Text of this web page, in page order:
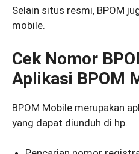
Selain situs resmi, BPOM
mobile.
Cek Nomor
Aplikasi BPOM
BPOM Mobile merupakan
yang dapat diunduh di hp.